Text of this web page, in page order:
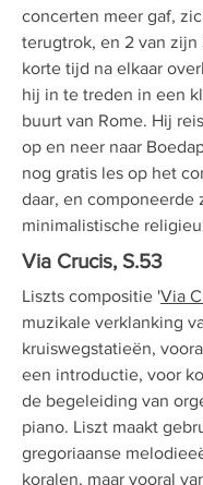
concerten meer gaf,
terugtrok, en 2 van zijn
korte tijd na elkaar
hij in te treden in een
buurt van Rome. Hij
op en neer naar
nog gratis les op het
daar, en componeerde
minimalistische
Via Crucis, S.53
Liszts compositie 'Via
muzikale verklanking
kruiswegstatieën,
een introductie, voor
de begeleiding van
piano. Liszt maakt
gregoriaanse
koralen, maar vooral